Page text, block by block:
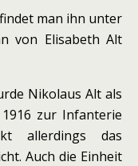
man ihn unter
von Elisabeth Alt
Nikolaus Alt als
zur Infanterie
allerdings das
Auch die Einheit